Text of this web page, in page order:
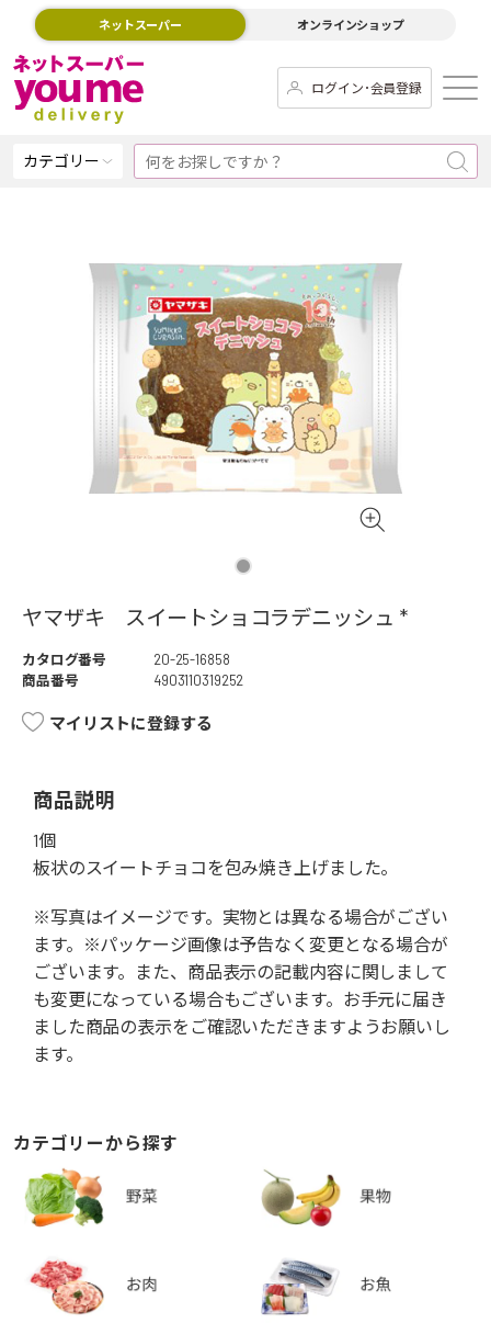
ネットスーパー オンラインショップ
ログイン･会員登録
カテゴリー
ヤマザキ スイートショコラデニッシュ *
カタログ番号
20-25-16858
商品番号
4903110319252
マイリストに登録する
商品説明
1個
板状のスイートチョコを包み焼き上げました。
※写真はイメージです。実物とは異なる場合がござい
ます。※パッケージ画像は予告なく変更となる場合が
ございます。また、商品表示の記載内容に関しまして
も変更になっている場合もございます。お手元に届き
ました商品の表示をご確認いただきますようお願いし
ます。
カテゴリーから探す